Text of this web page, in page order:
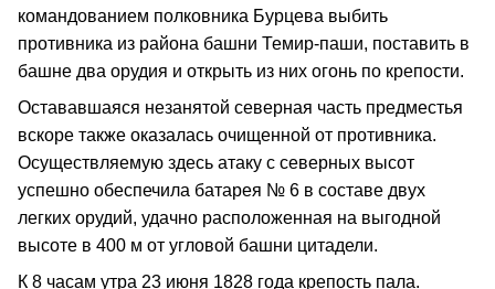
командованием полковника Бурцева выбить
противника из района башни Темир-паши, поставить в
башне два орудия и открыть из них огонь по крепости.
Остававшаяся незанятой северная часть предместья
вскоре также оказалась очищенной от противника.
Осуществляемую здесь атаку с северных высот
успешно обеспечила батарея № 6 в составе двух
легких орудий, удачно расположенная на выгодной
высоте в 400 м от угловой башни цитадели.
К 8 часам утра 23 июня 1828 года крепость пала.